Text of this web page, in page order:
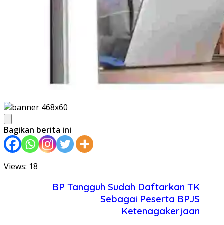
Bagikan berita ini
Views: 18
BP Tangguh Sudah Daftarkan TK
Sebagai Peserta BPJS
Ketenagakerjaan